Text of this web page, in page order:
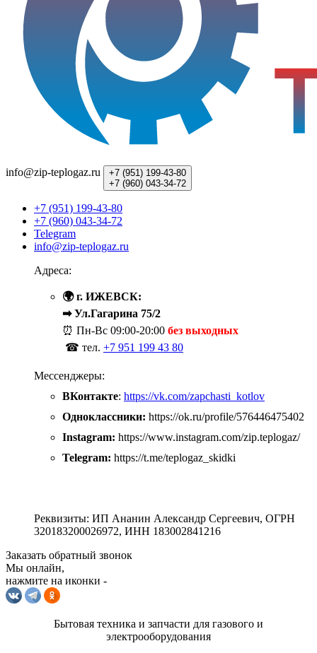
info@zip-teplogaz.ru +7 (951) 199-43-80
+7 (960) 043-34-72
+7 (951) 199-43-80
+7 (960) 043-34-72
Telegram
info@zip-teplogaz.ru
Адреса:
🌍 г. ИЖЕВСК:
➡ Ул.Гагарина 75/2
⏰ Пн-Вс 09:00-20:00 без выходных
☎ тел. +7 951 199 43 80
Мессенджеры:
ВКонтакте: https://vk.com/zapchasti_kotlov
Одноклассники: https://ok.ru/profile/576446475402
Instagram: https://www.instagram.com/zip.teplogaz/
Telegram: https://t.me/teplogaz_skidki
Реквизиты: ИП Ананин Александр Сергеевич, ОГРН
320183200026972, ИНН 183002841216
Заказать обратный звонок
Мы онлайн,
нажмите на иконки -
Бытовая техника и запчасти для газового и
электрооборудования